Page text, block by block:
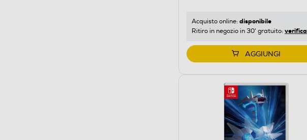
Acquisto online: disponibile
Ritiro in negozio in 30' gratuito: verifica
AGGIUNGI